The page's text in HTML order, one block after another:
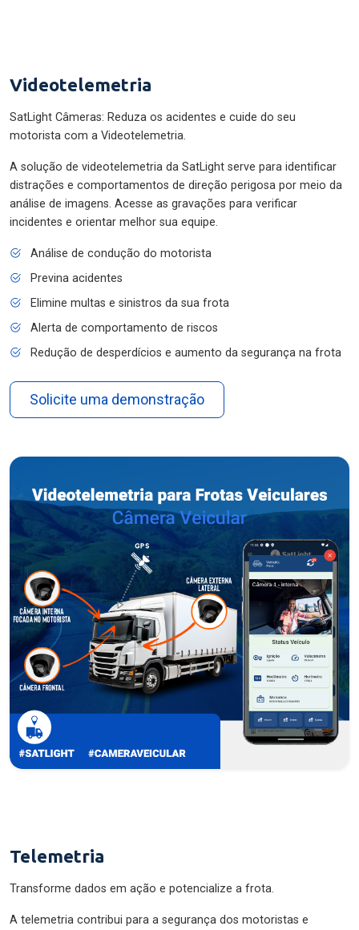
Videotelemetria
SatLight Câmeras: Reduza os acidentes e cuide do seu
motorista com a Videotelemetria.
A solução de videotelemetria da SatLight serve para identificar
distrações e comportamentos de direção perigosa por meio da
análise de imagens. Acesse as gravações para verificar
incidentes e orientar melhor sua equipe.
Análise de condução do motorista
Previna acidentes
Elimine multas e sinistros da sua frota
Alerta de comportamento de riscos
Redução de desperdícios e aumento da segurança na frota
Solicite uma demonstração
Telemetria
Transforme dados em ação e potencialize a frota.
A telemetria contribui para a segurança dos motoristas e